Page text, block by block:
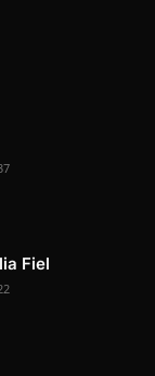
Fiel